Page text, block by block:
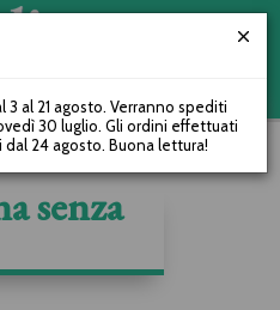
senza
3 al 21 agosto. Verranno spediti
30 luglio. Gli ordini effettuati
24 agosto. Buona lettura!